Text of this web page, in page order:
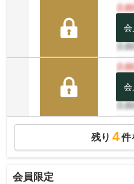
会
会
残り 4件
会員限定